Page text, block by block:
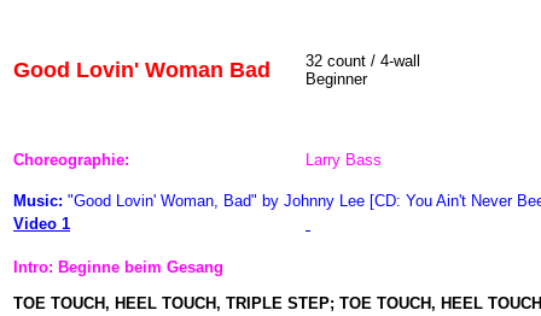
Good Lovin' Woman Bad
32 count / 4-wall
Beginner
Choreographie: Larry Bass
Music: "Good Lovin' Woman, Bad" by Johnny Lee [CD: You Ain't Never
Video 1
Intro: Beginne beim Gesang
TOE TOUCH, HEEL TOUCH, TRIPLE STEP; TOE TOUCH, HEEL